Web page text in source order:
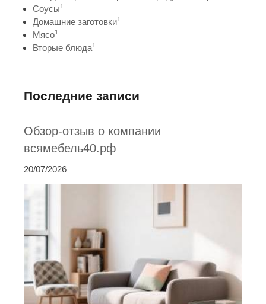
Соусы1
Домашние заготовки1
Мясо1
Вторые блюда1
Последние записи
Обзор-отзыв о компании
всямебель40.рф
20/07/2026